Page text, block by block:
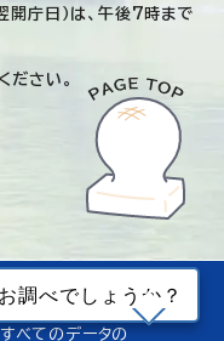
開庁日）は、午後7時まで
ださい。
reserved.
べてのデータの